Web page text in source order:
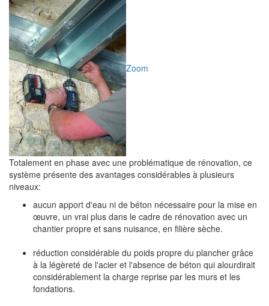
Zoom
Totalement en phase avec une problématique de rénovation, ce
système présente des avantages considérables à plusieurs
niveaux:
aucun apport d'eau ni de béton nécessaire pour la mise en
œuvre, un vrai plus dans le cadre de rénovation avec un
chantier propre et sans nuisance, en filière sèche.
réduction considérable du poids propre du plancher grâce
à la légèreté de l'acier et l'absence de béton qui alourdirait
considérablement la charge reprise par les murs et les
fondations.